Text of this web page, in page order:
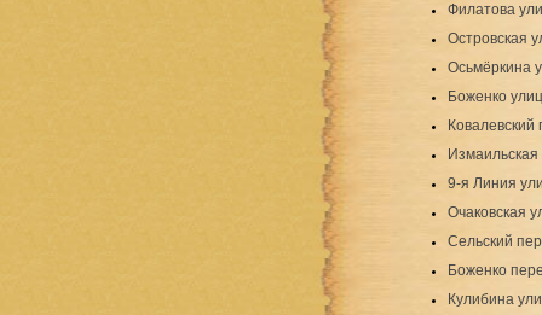
Филатова
Островская
Осьмёркина
Боженко
Ковалевский
9-я Линия
Очаковская
Сельский
Боженко
Кулибина